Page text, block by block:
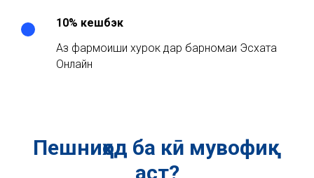
10% кешбэк
Аз фармоиши хурок дар барномаи Эсхата
Онлайн
Пешниҳод ба кӣ мувофиқ
аст?